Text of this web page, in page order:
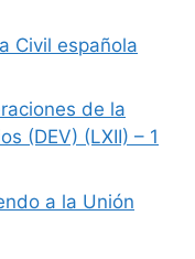
Civil española
de la
(DEV) (LXII) – 1
a la Unión